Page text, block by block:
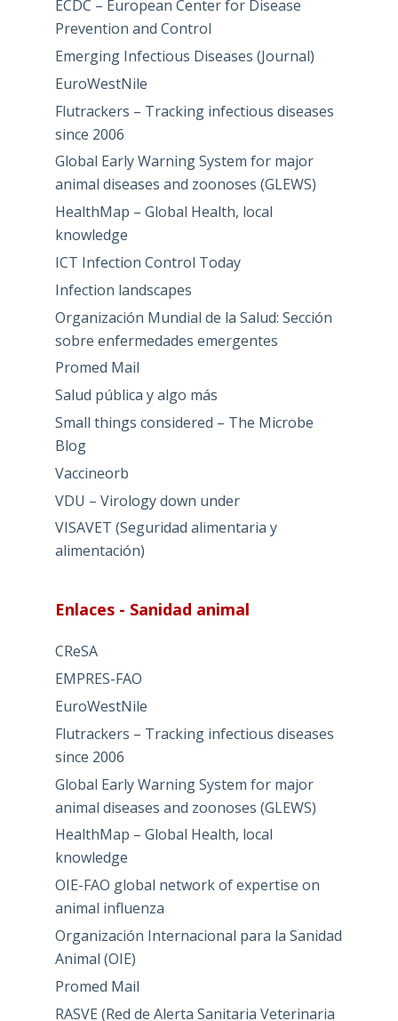
ECDC – European Center for Disease
Prevention and Control
Emerging Infectious Diseases (Journal)
EuroWestNile
Flutrackers – Tracking infectious diseases
since 2006
Global Early Warning System for major
animal diseases and zoonoses (GLEWS)
HealthMap – Global Health, local
knowledge
ICT Infection Control Today
Infection landscapes
Organización Mundial de la Salud: Sección
sobre enfermedades emergentes
Promed Mail
Salud pública y algo más
Small things considered – The Microbe
Blog
Vaccineorb
VDU – Virology down under
VISAVET (Seguridad alimentaria y
alimentación)
Enlaces - Sanidad animal
CReSA
EMPRES-FAO
EuroWestNile
Flutrackers – Tracking infectious diseases
since 2006
Global Early Warning System for major
animal diseases and zoonoses (GLEWS)
HealthMap – Global Health, local
knowledge
OIE-FAO global network of expertise on
animal influenza
Organización Internacional para la Sanidad
Animal (OIE)
Promed Mail
RASVE (Red de Alerta Sanitaria Veterinaria